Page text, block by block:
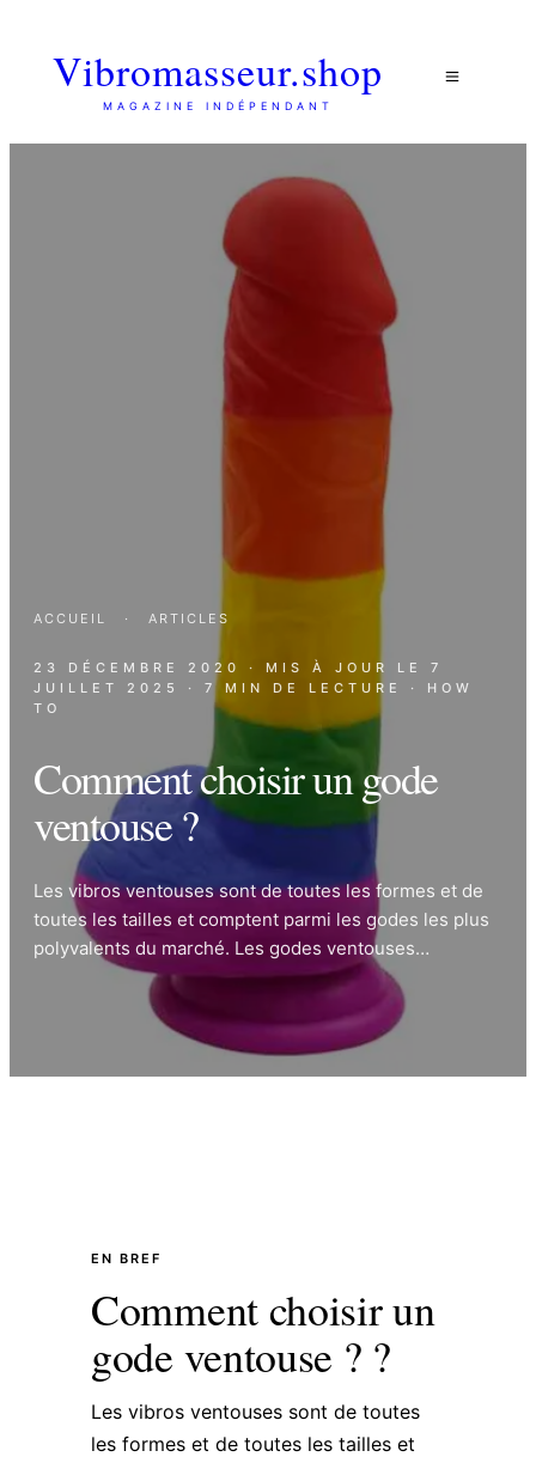
Vibromasseur.shop
MAGAZINE INDÉPENDANT
ACCUEIL · ARTICLES
23 DÉCEMBRE 2020 · MIS À JOUR LE 7
JUILLET 2025
· 7 MIN DE LECTURE
· HOW
TO
Comment choisir un gode
ventouse ?
Les vibros ventouses sont de toutes les formes et de
toutes les tailles et comptent parmi les godes les plus
polyvalents du marché. Les godes ventouses…
EN BREF
Comment choisir un
gode ventouse ? ?
Les vibros ventouses sont de toutes
les formes et de toutes les tailles et